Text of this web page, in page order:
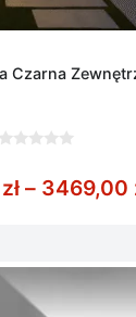
Czarna
5zł – 3469,00